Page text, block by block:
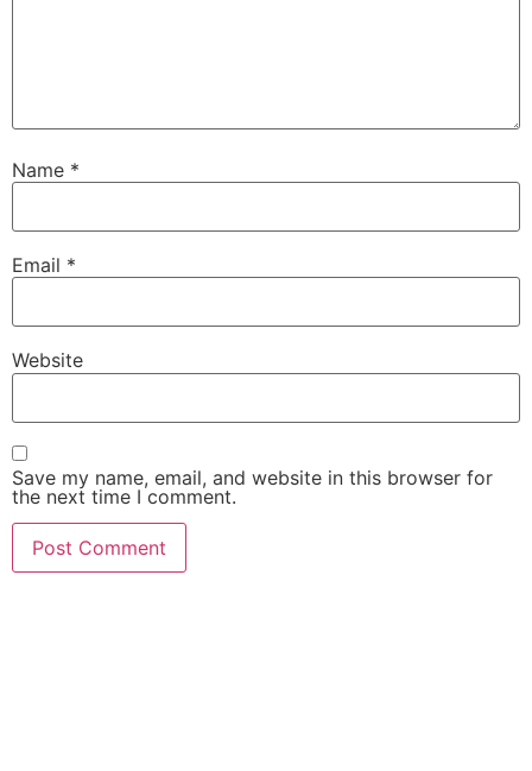
Name *
Email *
Website
Save my name, email, and website in this browser for
the next time I comment.